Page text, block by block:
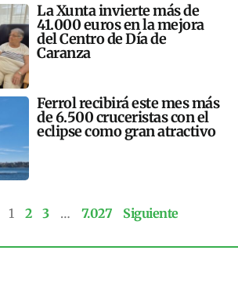
La Xunta invierte más de
41.000 euros en la mejora
del Centro de Día de
Caranza
Ferrol recibirá este mes más
de 6.500 cruceristas con el
eclipse como gran atractivo
1 2 3 … 7.027 Siguiente